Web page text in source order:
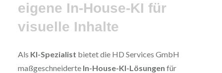
eigene In-House-KI für
visuelle Inhalte
Als KI-Spezialist bietet die HD Services GmbH
maßgeschneiderte In-House-KI-Lösungen für